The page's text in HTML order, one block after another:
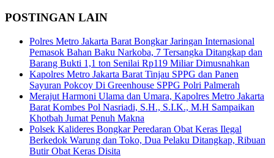
POSTINGAN LAIN
Polres Metro Jakarta Barat Bongkar Jaringan Internasional
Pemasok Bahan Baku Narkoba, 7 Tersangka Ditangkap dan
Barang Bukti 1,1 ton Senilai Rp119 Miliar Dimusnahkan
Kapolres Metro Jakarta Barat Tinjau SPPG dan Panen
Sayuran Pokcoy Di Greenhouse SPPG Polri Palmerah
Merajut Harmoni Ulama dan Umara, Kapolres Metro Jakarta
Barat Kombes Pol Nasriadi, S.H., S.I.K., M.H Sampaikan
Khotbah Jumat Penuh Makna
Polsek Kalideres Bongkar Peredaran Obat Keras Ilegal
Berkedok Warung dan Toko, Dua Pelaku Ditangkap, Ribuan
Butir Obat Keras Disita